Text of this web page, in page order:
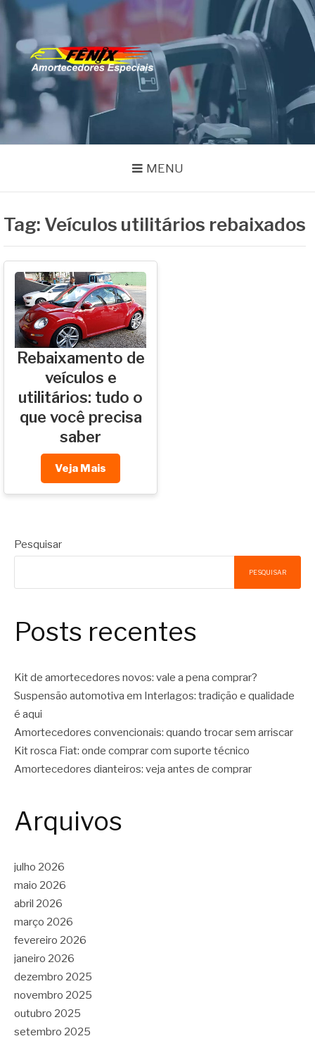
Pular
conteúdo
FENIX
AMORTECEDORES
Especialistas em Remanufatura de Amortecedores
MENU
Tag: Veículos utilitários rebaixados
Rebaixamento de
veículos e
utilitários: tudo o
que você precisa
saber
Veja Mais
Pesquisar
PESQUISAR
Posts recentes
Kit de amortecedores novos: vale a pena comprar?
Suspensão automotiva em Interlagos: tradição e qualidade
é aqui
Amortecedores convencionais: quando trocar sem arriscar
Kit rosca Fiat: onde comprar com suporte técnico
Amortecedores dianteiros: veja antes de comprar
Arquivos
julho 2026
maio 2026
abril 2026
março 2026
fevereiro 2026
janeiro 2026
dezembro 2025
novembro 2025
outubro 2025
setembro 2025